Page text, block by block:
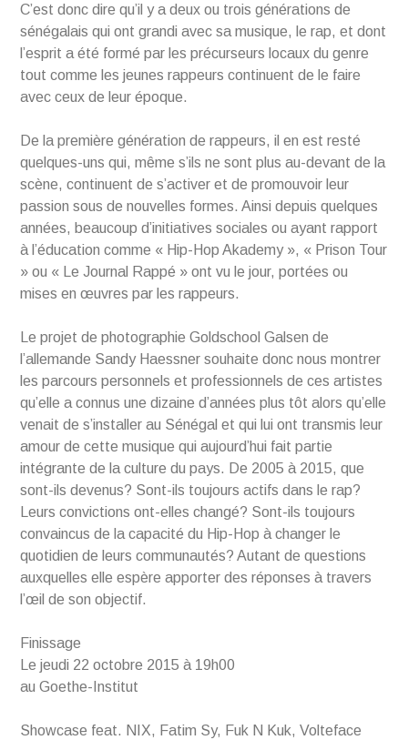
C’est donc dire qu’il y a deux ou trois générations de
sénégalais qui ont grandi avec sa musique, le rap, et dont
l’esprit a été formé par les précurseurs locaux du genre
tout comme les jeunes rappeurs continuent de le faire
avec ceux de leur époque.
De la première génération de rappeurs, il en est resté
quelques-uns qui, même s’ils ne sont plus au-devant de la
scène, continuent de s’activer et de promouvoir leur
passion sous de nouvelles formes. Ainsi depuis quelques
années, beaucoup d’initiatives sociales ou ayant rapport
à l’éducation comme « Hip-Hop Akademy », « Prison Tour
» ou « Le Journal Rappé » ont vu le jour, portées ou
mises en œuvres par les rappeurs.
Le projet de photographie Goldschool Galsen de
l’allemande Sandy Haessner souhaite donc nous montrer
les parcours personnels et professionnels de ces artistes
qu’elle a connus une dizaine d’années plus tôt alors qu’elle
venait de s’installer au Sénégal et qui lui ont transmis leur
amour de cette musique qui aujourd’hui fait partie
intégrante de la culture du pays. De 2005 à 2015, que
sont-ils devenus? Sont-ils toujours actifs dans le rap?
Leurs convictions ont-elles changé? Sont-ils toujours
convaincus de la capacité du Hip-Hop à changer le
quotidien de leurs communautés? Autant de questions
auxquelles elle espère apporter des réponses à travers
l’œil de son objectif.
Finissage
Le jeudi 22 octobre 2015 à 19h00
au Goethe-Institut
Showcase feat. NIX, Fatim Sy, Fuk N Kuk, Volteface